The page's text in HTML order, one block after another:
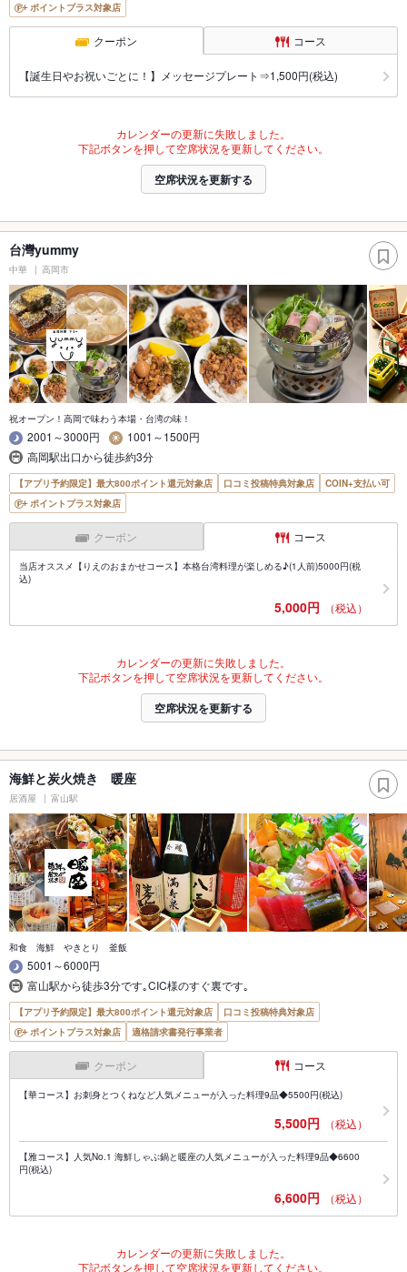
ポイントプラス対象店
クーポン コース
【誕生日やお祝いごとに！】メッセージプレート⇒1,500円(税込)
カレンダーの更新に失敗しました。
下記ボタンを押して空席状況を更新してください。
空席状況を更新する
台灣yummy
中華 高岡市
祝オープン！高岡で味わう本場・台湾の味！
2001～3000円
1001～1500円
高岡駅出口から徒歩約3分
【アプリ予約限定】最大800ポイント還元対象店 口コミ投稿特典対象店
COIN+支払い可
ポイントプラス対象店
クーポン コース
当店オススメ【りえのおまかせコース】本格台湾料理が楽しめる♪(1人前)5000円(税
込)
5,000円 （税込）
カレンダーの更新に失敗しました。
下記ボタンを押して空席状況を更新してください。
空席状況を更新する
海鮮と炭火焼き 暖座
居酒屋 富山駅
和食 海鮮 やきとり 釜飯
5001～6000円
富山駅から徒歩3分です｡CIC様のすぐ裏です｡
【アプリ予約限定】最大800ポイント還元対象店
口コミ投稿特典対象店
ポイントプラス対象店
適格請求書発行事業者
クーポン コース
【華コース】お刺身とつくねなど人気メニューが入った料理9品◆5500円(税込)
5,500円 （税込）
【雅コース】人気No.1 海鮮しゃぶ鍋と暖座の人気メニューが入った料理9品◆6600
円(税込)
6,600円 （税込）
カレンダーの更新に失敗しました。
下記ボタンを押して空席状況を更新してください。